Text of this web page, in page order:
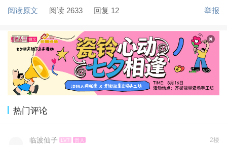
阅读原文 阅读 2633 回复 12 举报
热门评论
临波仙子 LV7 贵人 2楼